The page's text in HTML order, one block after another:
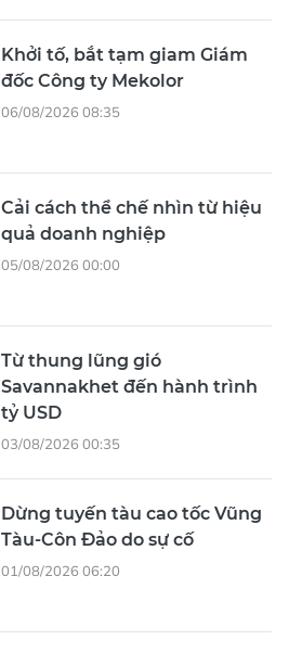
Khởi tố, bắt tạm giam Giám
đốc Công ty Mekolor
06/08/2026 08:35
Cải cách thể chế nhìn từ hiệu
quả doanh nghiệp
05/08/2026 00:00
Từ thung lũng gió
Savannakhet đến hành trình
tỷ USD
03/08/2026 00:35
Dừng tuyến tàu cao tốc Vũng
Tàu-Côn Đảo do sự cố
01/08/2026 06:20